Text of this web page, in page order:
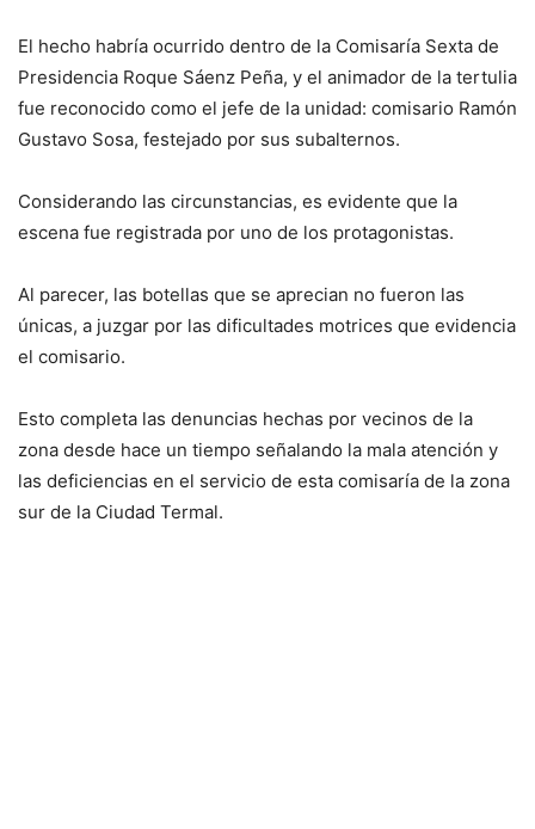
El hecho habría ocurrido dentro de la Comisaría Sexta de
Presidencia Roque Sáenz Peña, y el animador de la tertulia
fue reconocido como el jefe de la unidad: comisario Ramón
Gustavo Sosa, festejado por sus subalternos.
Considerando las circunstancias, es evidente que la
escena fue registrada por uno de los protagonistas.
Al parecer, las botellas que se aprecian no fueron las
únicas, a juzgar por las dificultades motrices que evidencia
el comisario.
Esto completa las denuncias hechas por vecinos de la
zona desde hace un tiempo señalando la mala atención y
las deficiencias en el servicio de esta comisaría de la zona
sur de la Ciudad Termal.